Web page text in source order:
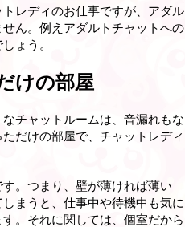
レディのお仕事ですが、アダル
ん。例えアダルトチャットへの
ょう。
けの部屋
チャットルームは、音漏れもな
だけの部屋で、チャットレディ
。つまり、壁が薄ければ薄い
まうと、仕事中や待機中も気に
。それに関しては、個室だから